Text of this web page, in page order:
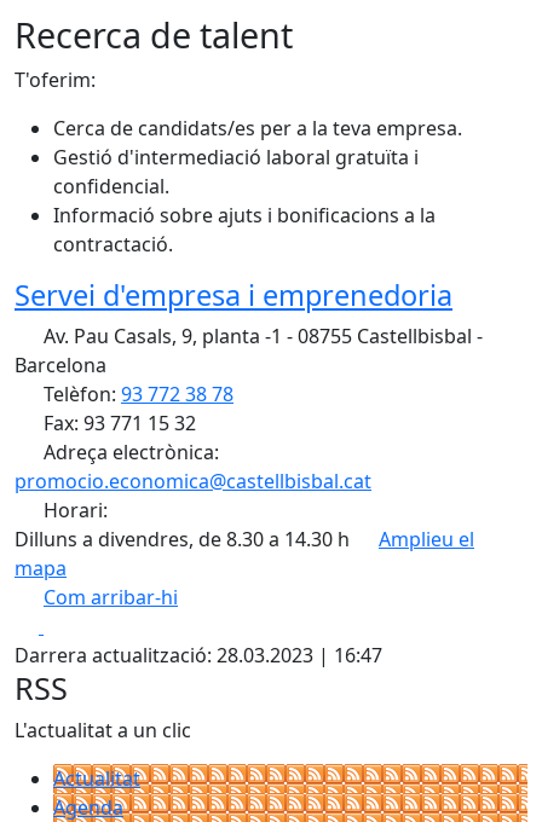
Recerca de talent
T'oferim:
Cerca de candidats/es per a la teva empresa.
Gestió d'intermediació laboral gratuïta i
confidencial.
Informació sobre ajuts i bonificacions a la
contractació.
Servei d'empresa i emprenedoria
Av. Pau Casals, 9, planta -1 - 08755 Castellbisbal -
Barcelona
Telèfon: 93 772 38 78
Fax: 93 771 15 32
Adreça electrònica:
promocio.economica@castellbisbal.cat
Horari:
Dilluns a divendres, de 8.30 a 14.30 h
Amplieu el
mapa
Com arribar-hi
+
−
Darrera actualització: 28.03.2023 | 16:47
RSS
L'actualitat a un clic
Actualitat
Agenda